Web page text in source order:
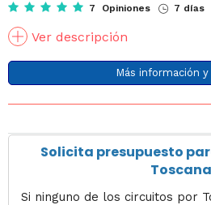
7 Opiniones 7 días
Ver descripción
Más información
Solicita presupuesto
Toscana
Si ninguno de los circuitos por